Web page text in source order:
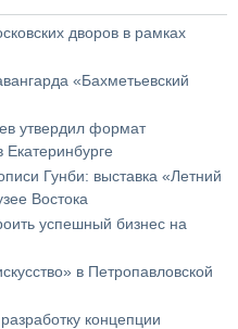
дворов в рамках
«Бахметьевский
утвердил формат
Гунби: выставка «Летний
Востока
успешный бизнес на
в Петропавловской
концепции